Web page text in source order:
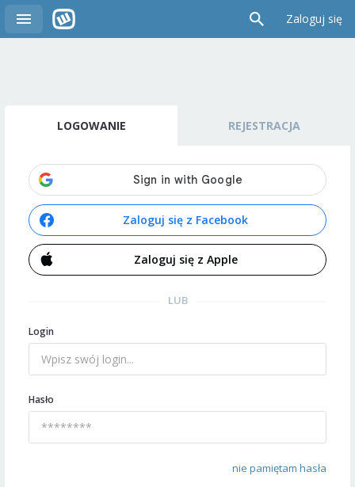
Zaloguj się
LOGOWANIE REJESTRACJA
Zaloguj się z Facebook
Zaloguj się z Apple
LUB
Login
Hasło
nie pamiętam hasła